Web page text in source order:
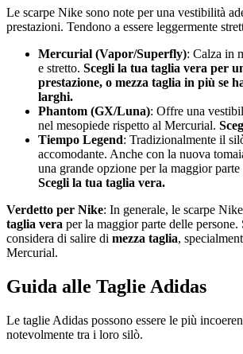
Le scarpe Nike sono note per una vestibilità
prestazioni. Tendono a essere leggermente
Mercurial (Vapor/Superfly): Calza in
e stretto. Scegli la tua taglia vera per
prestazione, o mezza taglia in più se
larghi.
Phantom (GX/Luna): Offre una
nel mesopiede rispetto al Mercurial.
Tiempo Legend: Tradizionalmente il
accomodante. Anche con la nuova
una grande opzione per la maggior
Scegli la tua taglia vera.
Verdetto per Nike: In generale, le scarpe
taglia vera per la maggior parte delle
considera di salire di mezza taglia,
Mercurial.
Guida alle Taglie Adidas
Le taglie Adidas possono essere le più
notevolmente tra i loro silò.